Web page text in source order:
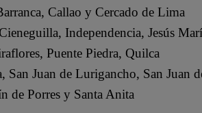
Callao y Cercado de Lima
Independencia, Jesús
Puente Piedra, Quilca
San Juan de Lurigancho, San Juan
de Porres y Santa Anita